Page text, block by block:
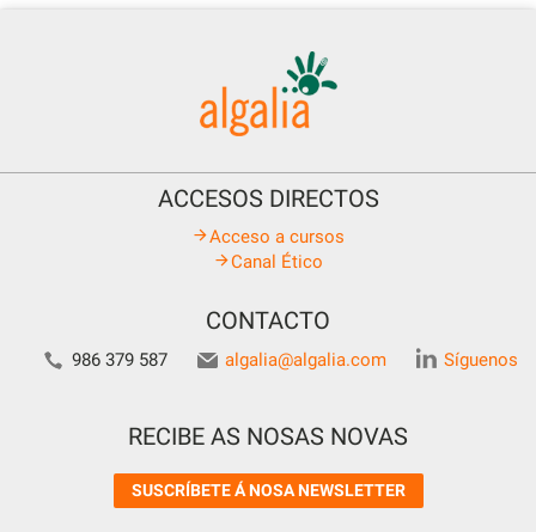
ACCESOS DIRECTOS
Acceso a cursos
Canal Ético
CONTACTO
986 379 587 algalia@algalia.com Síguenos
RECIBE AS NOSAS NOVAS
SUSCRÍBETE Á NOSA NEWSLETTER